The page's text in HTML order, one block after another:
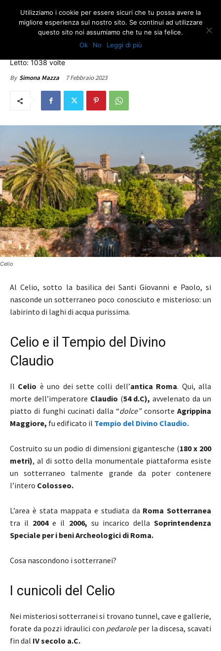
CULTURA & SOCIETÀ
Celio e i laghetti sotterranei
Letto: 1038 volte
By Simona Mazza 7 Febbraio 2023
Celio
Al Celio, sotto la basilica dei Santi Giovanni e Paolo, si
nasconde un sotterraneo poco conosciuto e misterioso: un
labirinto di laghi di acqua purissima.
Celio e il Tempio del Divino
Claudio
Il Celio è uno dei sette colli dell’antica Roma. Qui, alla
morte dell’imperatore Claudio (54 d.C),avvelenato da un
piatto di funghi cucinati dalla “dolce” consorte Agrippina
Maggiore, fu edificato il Tempio del Divino Claudio.
Costruito su un podio di dimensioni gigantesche (180 x 200
metri), al di sotto della monumentale piattaforma esiste
un sotterraneo talmente grande da poter contenere
l’intero Colosseo.
L’area è stata mappata e studiata da Roma Sotterranea
tra il 2004e il 2006, su incarico dellaSoprintendenza
Speciale per i beni Archeologici di Roma.
Cosa nascondono i sotterranei?
I cunicoli del Celio
Nei misteriosi sotterranei si trovano tunnel, cave e gallerie,
forate da pozzi idraulici con pedaroleper la discesa, scavati
fin dal IV secolo a.C.
Utilizziamo i cookie per essere sicuri che tu possa avere la
migliore esperienza sul nostro sito. Se continui ad utilizzare
questo sito noi assumiamo che tu ne sia felice.
Ok
No Leggi di più